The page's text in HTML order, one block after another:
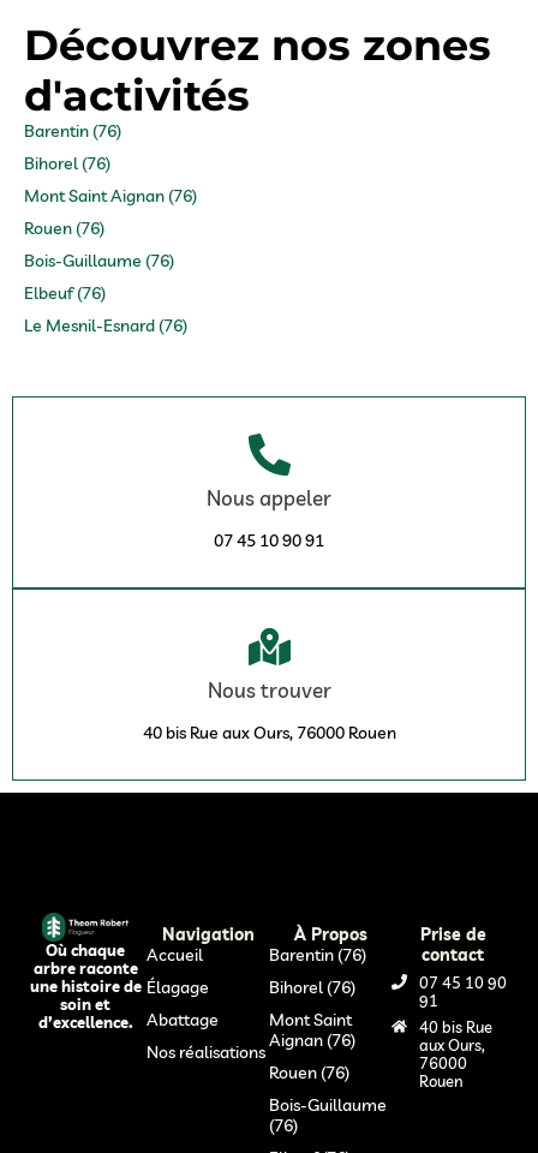
Découvrez nos zones
d'activités
Barentin (76)
Bihorel (76)
Mont Saint Aignan (76)
Rouen (76)
Bois-Guillaume (76)
Elbeuf (76)
Le Mesnil-Esnard (76)
Nous appeler
07 45 10 90 91
Nous trouver
40 bis Rue aux Ours, 76000 Rouen
Où chaque
arbre raconte
une histoire de
soin et
d’excellence.
Navigation
Accueil
Élagage
Abattage
Nos réalisations
À Propos
Barentin (76)
Bihorel (76)
Mont Saint
Aignan (76)
Rouen (76)
Bois-Guillaume
(76)
Prise de
contact
07 45 10 90
91
40 bis Rue
aux Ours,
76000
Rouen